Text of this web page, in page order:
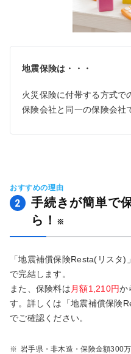
地震保険は・・・
火災保険に付帯する方式で
保険会社と同一の保険会社
おすすめの理由
2
手続きが簡単で
ら！
※
「地震補償保険Resta(リスタ
で完結します。
また、保険料は 月額1,210円か
す。詳しくは「地震補償保険
でご確認ください。
※ 岩手県・非木造・保険金額300万